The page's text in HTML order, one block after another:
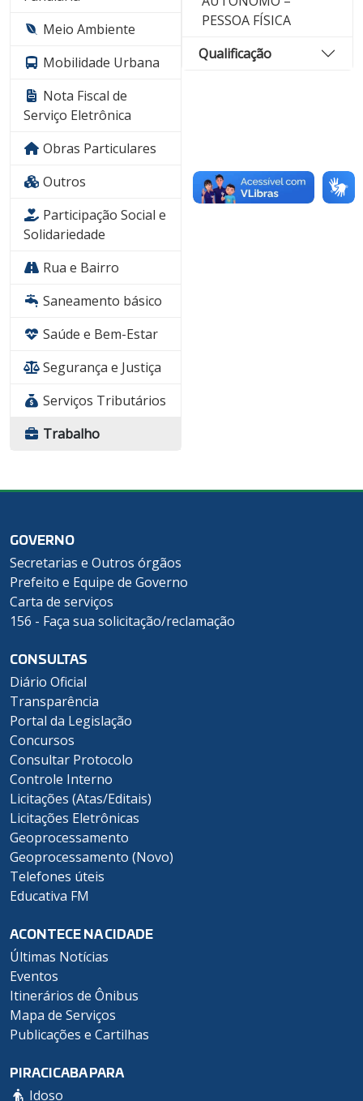
Meio Ambiente
Mobilidade Urbana
Nota Fiscal de
Serviço Eletrônica
Obras Particulares
Outros
Participação Social e
Solidariedade
Rua e Bairro
Saneamento básico
Saúde e Bem-Estar
Segurança e Justiça
Serviços Tributários
Trabalho
PESSOA FÍSICA
Qualificação
GOVERNO
Secretarias e Outros órgãos
Prefeito e Equipe de Governo
Carta de serviços
156 - Faça sua solicitação/reclamação
CONSULTAS
Diário Oficial
Transparência
Portal da Legislação
Concursos
Consultar Protocolo
Controle Interno
Licitações (Atas/Editais)
Licitações Eletrônicas
Geoprocessamento
Geoprocessamento (Novo)
Telefones úteis
Educativa FM
ACONTECE NA CIDADE
Últimas Notícias
Eventos
Itinerários de Ônibus
Mapa de Serviços
Publicações e Cartilhas
PIRACICABA PARA
Idoso